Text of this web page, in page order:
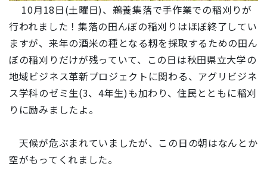
10月18日(土曜日)、鵜養集落で手作業での稲刈りが
行われました！集落の田んぼの稲刈りはほぼ終了してい
ますが、来年の酒米の種となる籾を採取するための田ん
ぼの稲刈りだけが残っていて、この日は秋田県立大学の
地域ビジネス革新プロジェクトに関わる、アグリビジネ
ス学科のゼミ生(3、4年生)も加わり、住民とともに稲刈
りに励みましたよ。
天候が危ぶまれていましたが、この日の朝はなんとか
空がもってくれました。